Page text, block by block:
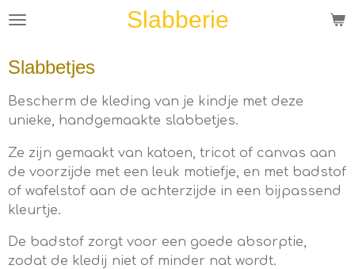
Ga
de
hoofdinhoud
Slabberie
Slabbetjes
Bescherm de kleding van je kindje met deze
unieke, handgemaakte slabbetjes.
Ze zijn gemaakt van katoen, tricot of canvas aan
de voorzijde met een leuk motiefje, en met badstof
of wafelstof aan de achterzijde in een bijpassend
kleurtje.
De badstof zorgt voor een goede absorptie,
zodat de kledij niet of minder nat wordt.